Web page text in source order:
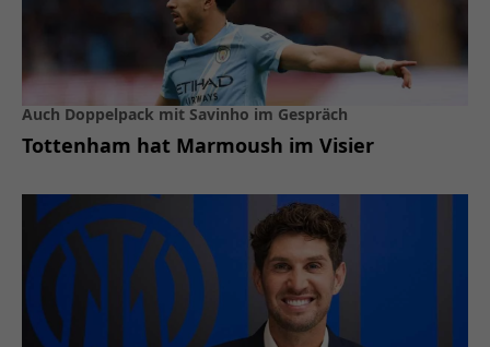
Auch Doppelpack mit Savinho im Gespräch
Tottenham hat Marmoush im Visier